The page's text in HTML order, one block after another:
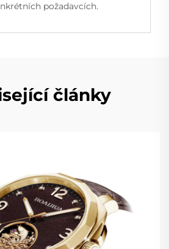
požadavcích.
články